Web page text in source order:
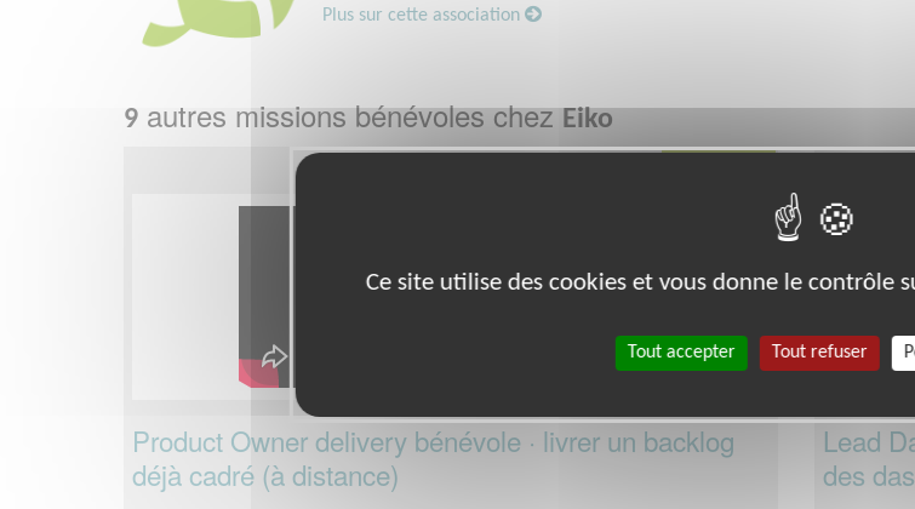
Plus sur cette association
9 autres missions bénévoles chezEiko
Product Owner delivery bénévole · livrer un backlog
déjà cadré (à distance)
Lead
des
Ce site utilise des cookies et vous donne le contrôle
Tout accepter Tout refuser